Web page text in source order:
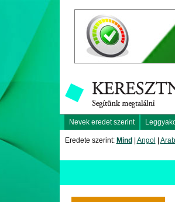
Nevek eredet szerint
Eredete szerint: Mind Angol Arab